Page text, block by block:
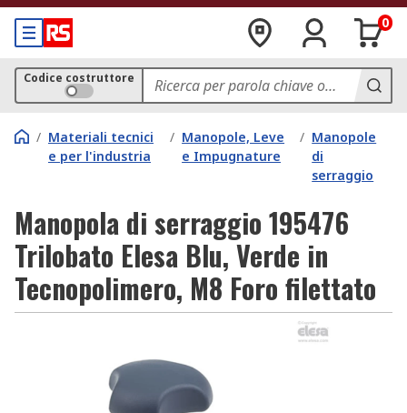
0
Codice costruttore
/ Materiali tecnici
e per l'industria
/ Manopole, Leve
e Impugnature
/ Manopole
di
serraggio
Manopola di serraggio 195476
Trilobato Elesa Blu, Verde in
Tecnopolimero, M8 Foro filettato